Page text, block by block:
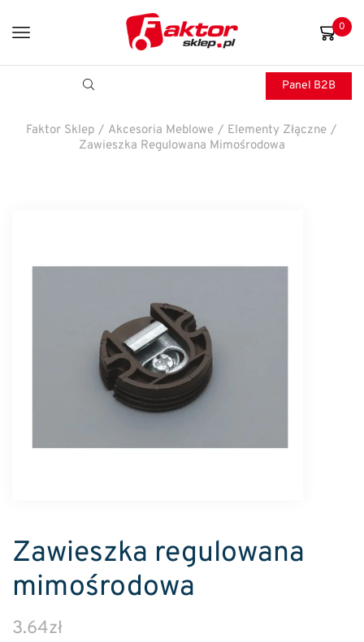
0
Panel B2B
Faktor Sklep / Akcesoria Meblowe / Elementy Złączne /
Zawieszka Regulowana Mimośrodowa
Zawieszka regulowana
mimośrodowa
3.64zł